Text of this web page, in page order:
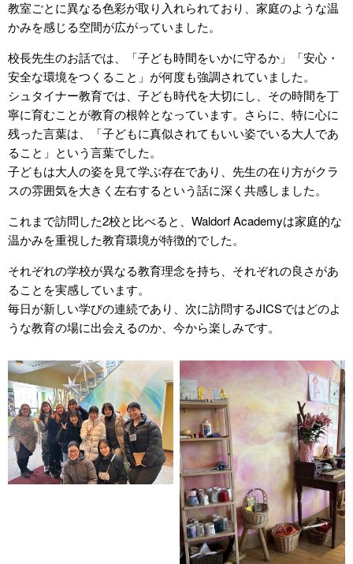
教室ごとに異なる色彩が取り入れられており、家庭のような温
かみを感じる空間が広がっていました。
校長先生のお話では、「子ども時間をいかに守るか」「安心・
安全な環境をつくること」が何度も強調されていました。
シュタイナー教育では、子ども時代を大切にし、その時間を丁
寧に育むことが教育の根幹となっています。さらに、特に心に
残った言葉は、「子どもに真似されてもいい姿でいる大人であ
ること」という言葉でした。
子どもは大人の姿を見て学ぶ存在であり、先生の在り方がクラ
スの雰囲気を大きく左右するという話に深く共感しました。
これまで訪問した2校と比べると、Waldorf Academyは家庭的な
温かみを重視した教育環境が特徴的でした。
それぞれの学校が異なる教育理念を持ち、それぞれの良さがあ
ることを実感しています。
毎日が新しい学びの連続であり、次に訪問するJICSではどのよ
うな教育の場に出会えるのか、今から楽しみです。